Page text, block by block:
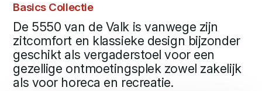
Basics Collectie
De 5550 van de Valk is vanwege zijn
zitcomfort en klassieke design bijzonder
geschikt als vergaderstoel voor een
gezellige ontmoetingsplek zowel zakelijk
als voor horeca en recreatie.